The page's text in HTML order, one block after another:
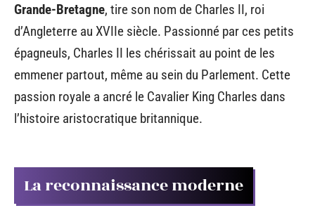
Grande-Bretagne, tire son nom de Charles II, roi
d’Angleterre au XVIIe siècle. Passionné par ces petits
épagneuls, Charles II les chérissait au point de les
emmener partout, même au sein du Parlement. Cette
passion royale a ancré le Cavalier King Charles dans
l’histoire aristocratique britannique.
La reconnaissance moderne